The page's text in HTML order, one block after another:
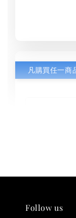
THT 九週
Follow us